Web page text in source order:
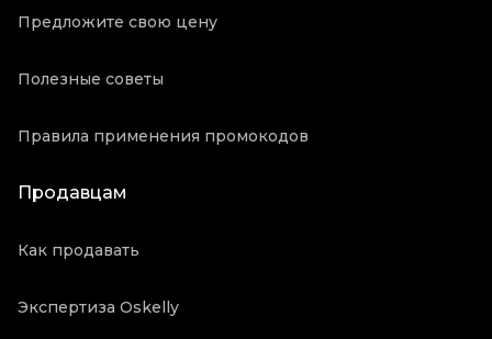
Предложите свою цену
Полезные советы
Правила применения промокодов
Продавцам
Как продавать
Экспертиза Oskelly